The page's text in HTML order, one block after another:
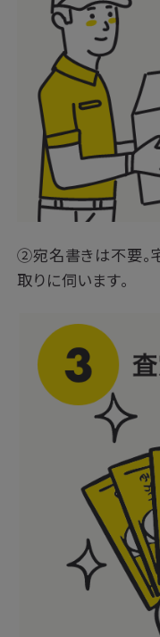
②宛名書きは不要。
取りに伺います。